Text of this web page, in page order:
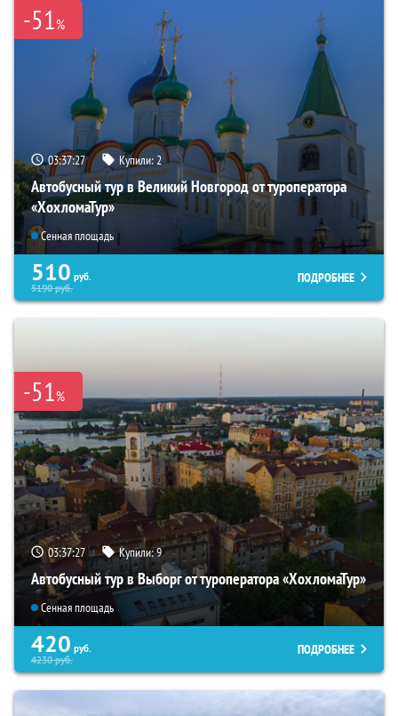
-51%
03:37:25 Купили:2
Автобусный тур в Великий Новгород от туроператора
«ХохломаТур»
Сенная площадь
510 руб.
5190руб.
ПОДРОБНЕЕ
-51%
03:37:25 Купили:9
Автобусный тур в Выборг от туроператора «ХохломаТур»
Сенная площадь
420 руб.
4230руб.
ПОДРОБНЕЕ